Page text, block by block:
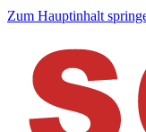
Zum Hauptinhalt